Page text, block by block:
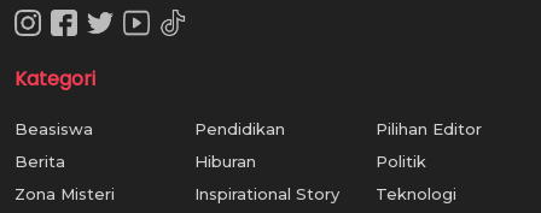
Kategori
Beasiswa
Berita
Zona Misteri
Pendidikan
Hiburan
Inspirational Story
Pilihan Editor
Politik
Teknologi